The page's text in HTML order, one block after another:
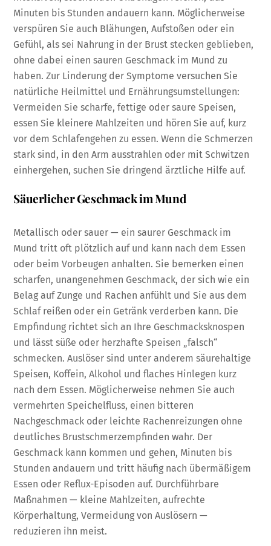
Minuten bis Stunden andauern kann. Möglicherweise
verspüren Sie auch Blähungen, Aufstoßen oder ein
Gefühl, als sei Nahrung in der Brust stecken geblieben,
ohne dabei einen sauren Geschmack im Mund zu
haben. Zur Linderung der Symptome versuchen Sie
natürliche Heilmittel und Ernährungsumstellungen:
Vermeiden Sie scharfe, fettige oder saure Speisen,
essen Sie kleinere Mahlzeiten und hören Sie auf, kurz
vor dem Schlafengehen zu essen. Wenn die Schmerzen
stark sind, in den Arm ausstrahlen oder mit Schwitzen
einhergehen, suchen Sie dringend ärztliche Hilfe auf.
Säuerlicher Geschmack im Mund
Metallisch oder sauer — ein saurer Geschmack im
Mund tritt oft plötzlich auf und kann nach dem Essen
oder beim Vorbeugen anhalten. Sie bemerken einen
scharfen, unangenehmen Geschmack, der sich wie ein
Belag auf Zunge und Rachen anfühlt und Sie aus dem
Schlaf reißen oder ein Getränk verderben kann. Die
Empfindung richtet sich an Ihre Geschmacksknospen
und lässt süße oder herzhafte Speisen „falsch“
schmecken. Auslöser sind unter anderem säurehaltige
Speisen, Koffein, Alkohol und flaches Hinlegen kurz
nach dem Essen. Möglicherweise nehmen Sie auch
vermehrten Speichelfluss, einen bitteren
Nachgeschmack oder leichte Rachenreizungen ohne
deutliches Brustschmerzempfinden wahr. Der
Geschmack kann kommen und gehen, Minuten bis
Stunden andauern und tritt häufig nach übermäßigem
Essen oder Reflux-Episoden auf. Durchführbare
Maßnahmen — kleine Mahlzeiten, aufrechte
Körperhaltung, Vermeidung von Auslösern —
reduzieren ihn meist.